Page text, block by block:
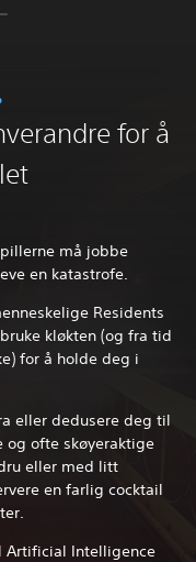
for å
må jobbe
en katastrofe.
Residents
kløkten (og fra tid
for å holde deg i
eller dedusere deg til
og ofte skøyeraktige
eller med litt
en farlig cocktail
Artificial Intelligence